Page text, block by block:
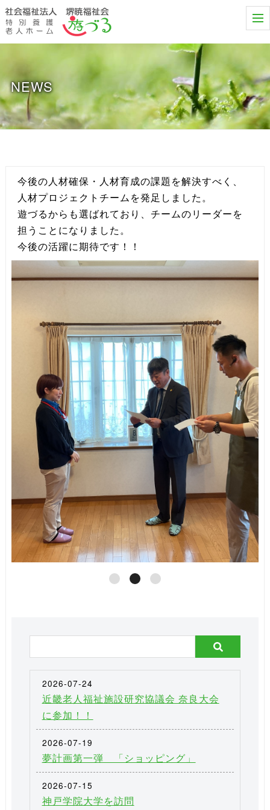
t
o
n
a
v
i
g
a
t
NEWS
今後の人材確保・人材育成の課題を解決すべく、
人材プロジェクトチームを発足しました。
遊づるからも選ばれており、チームのリーダーを
担うことになりました。
今後の活躍に期待です！！
2026-07-24
近畿老人福祉施設研究協議会 奈良大会
に参加！！
2026-07-19
夢計画第一弾 「ショッピング」
2026-07-15
神戸学院大学を訪問